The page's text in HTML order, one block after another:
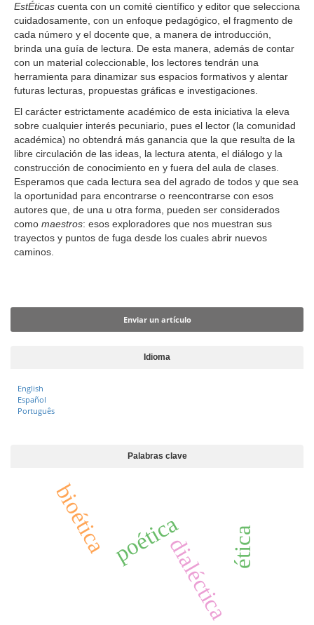
a
l
B
a
r
r
a
EstÉticas cuenta con un comité científico y editor que selecciona
cuidadosamente, con un enfoque pedagógico, el fragmento de
cada número y el docente que, a manera de introducción,
brinda una guía de lectura. De esta manera, además de contar
con un material coleccionable, los lectores tendrán una
herramienta para dinamizar sus espacios formativos y alentar
futuras lecturas, propuestas gráficas e investigaciones.
El carácter estrictamente académico de esta iniciativa la eleva
sobre cualquier interés pecuniario, pues el lector (la comunidad
académica) no obtendrá más ganancia que la que resulta de la
libre circulación de las ideas, la lectura atenta, el diálogo y la
construcción de conocimiento en y fuera del aula de clases.
Esperamos que cada lectura sea del agrado de todos y que sea
la oportunidad para encontrarse o reencontrarse con esos
autores que, de una u otra forma, pueden ser considerados
como maestros: esos exploradores que nos muestran sus
trayectos y puntos de fuga desde los cuales abrir nuevos
caminos.
Enviar un artículo
Idioma
English
Español
Português
Palabras clave
dialéctica
poética ética
bioética